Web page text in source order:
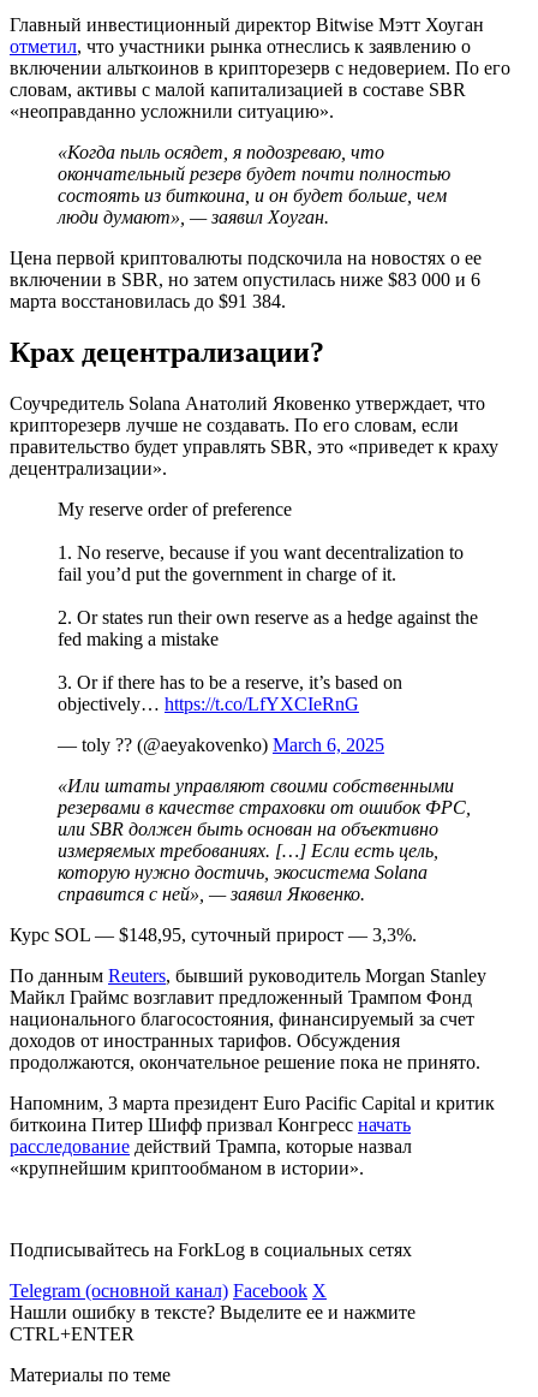
Главный инвестиционный директор Bitwise Мэтт Хоуган
отметил, что участники рынка отнеслись к заявлению о
включении альткоинов в крипторезерв с недоверием. По его
словам, активы с малой капитализацией в составе SBR
«неоправданно усложнили ситуацию».
«Когда пыль осядет, я подозреваю, что
окончательный резерв будет почти полностью
состоять из биткоина, и он будет больше, чем
люди думают», — заявил Хоуган.
Цена первой криптовалюты подскочила на новостях о ее
включении в SBR, но затем опустилась ниже $83 000 и 6
марта восстановилась до $91 384.
Крах децентрализации?
Соучредитель Solana Анатолий Яковенко утверждает, что
крипторезерв лучше не создавать. По его словам, если
правительство будет управлять SBR, это «приведет к краху
децентрализации».
My reserve order of preference
1. No reserve, because if you want decentralization to
fail you’d put the government in charge of it.
2. Or states run their own reserve as a hedge against the
fed making a mistake
3. Or if there has to be a reserve, it’s based on
objectively… https://t.co/LfYXCIeRnG
— toly ?? (@aeyakovenko) March 6, 2025
«Или штаты управляют своими собственными
резервами в качестве страховки от ошибок ФРС
или SBR должен быть основан на объективно
измеряемых требованиях. […] Если есть цель,
которую нужно достичь, экосистема Solana
справится с ней», — заявил Яковенко.
Курс SOL — $148,95, суточный прирост — 3,3%.
По данным Reuters, бывший руководитель Morgan Stanley
Майкл Граймс возглавит предложенный Трампом Фонд
национального благосостояния, финансируемый за счет
доходов от иностранных тарифов. Обсуждения
продолжаются, окончательное решение пока не принято.
Напомним, 3 марта президент Euro Pacific Capital и критик
биткоина Питер Шифф призвал Конгресс начать
расследование действий Трампа, которые назвал
«крупнейшим криптообманом в истории».
Подписывайтесь на ForkLog в социальных сетях
Telegram (основной канал) Facebook X
Нашли ошибку в тексте? Выделите ее и нажмите
CTRL+ENTER
Материалы по теме